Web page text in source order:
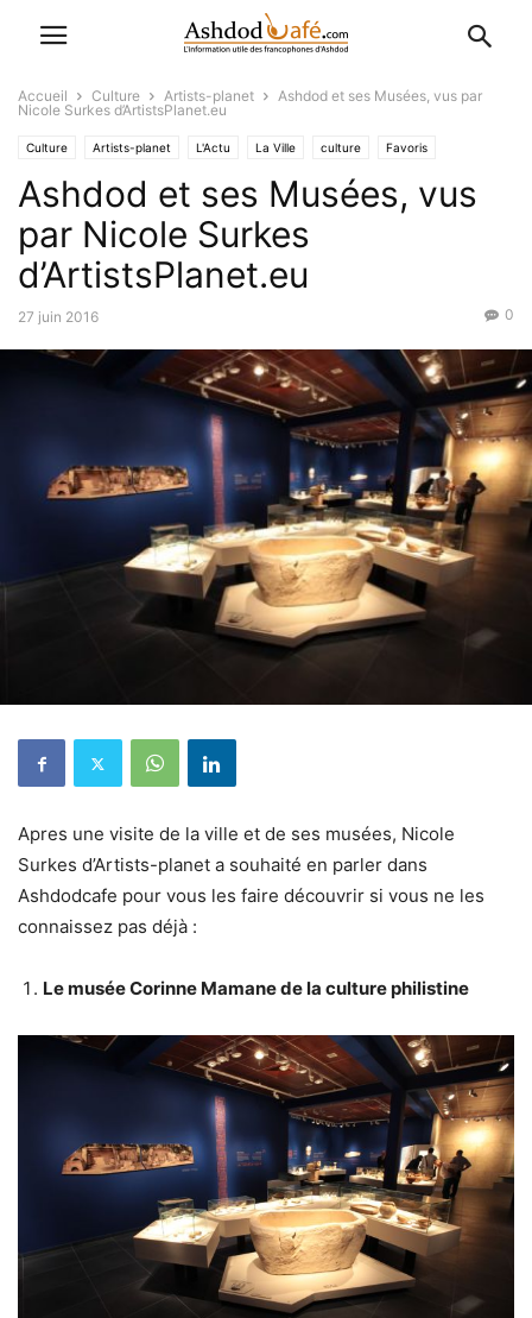
Accueil Culture Artists-planet
Ashdod et ses Musées, vus par
Nicole Surkes d’ArtistsPlanet.eu
Culture Artists-planet L'Actu La Ville culture Favoris
Non-classe
Ashdod et ses Musées, vus
par Nicole Surkes
d’ArtistsPlanet.eu
27 juin 2016 0
Apres une visite de la ville et de ses musées, Nicole
Surkes d’Artists-planet a souhaité en parler dans
Ashdodcafe pour vous les faire découvrir si vous ne les
connaissez pas déjà :
Le musée Corinne Mamane de la culture philistine